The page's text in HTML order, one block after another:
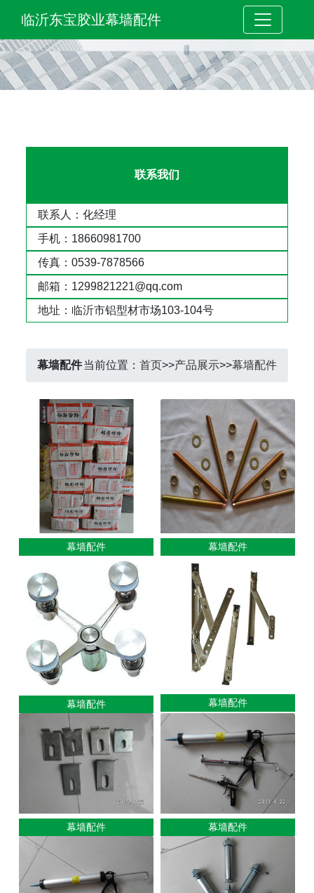
临沂东宝胶业幕墙配件
联系我们
联系人：化经理
手机：18660981700
传真：0539-7878566
邮箱：1299821221@qq.com
地址：临沂市铝型材市场103-104号
幕墙配件当前位置： 首页>>产品展示>>幕墙配件
幕墙配件 幕墙配件
幕墙配件 幕墙配件
幕墙配件 幕墙配件